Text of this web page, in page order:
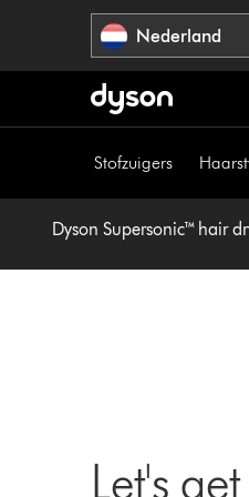
Nederland
Stofzuigers
Dyson Supersonic™ hair
Let's